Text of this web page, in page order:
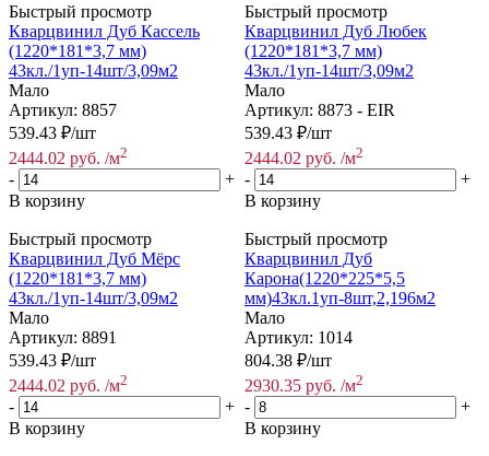
Быстрый просмотр
Кварцвинил Дуб Кассель
(1220*181*3,7 мм)
43кл./1уп-14шт/3,09м2
Мало
Артикул: 8857
539.43 ₽/шт
2444.02 руб. /м2
-
+
В корзину
Быстрый просмотр
Кварцвинил Дуб Любек
(1220*181*3,7 мм)
43кл./1уп-14шт/3,09м2
Мало
Артикул: 8873 - EIR
539.43 ₽/шт
2444.02 руб. /м2
-
+
В корзину
Быстрый просмотр
Кварцвинил Дуб Мёрс
(1220*181*3,7 мм)
43кл./1уп-14шт/3,09м2
Мало
Артикул: 8891
539.43 ₽/шт
2444.02 руб. /м2
-
+
В корзину
Быстрый просмотр
Кварцвинил Дуб
Карона(1220*225*5,5
мм)43кл.1уп-8шт,2,196м2
Мало
Артикул: 1014
804.38 ₽/шт
2930.35 руб. /м2
-
+
В корзину